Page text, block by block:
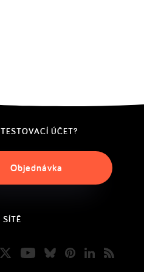
ÚČET?
Objednávka
TwitterYoutubeBlueskyPinterest
LinkedIn
Blog